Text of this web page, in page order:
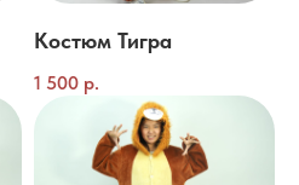
Костюм Тигра
1 500 р.